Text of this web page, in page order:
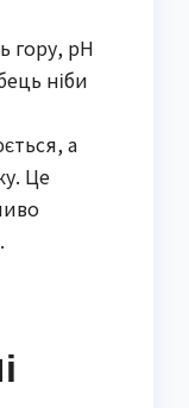
гору, pH
ніби
а
Це